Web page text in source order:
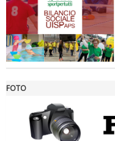
Ddl Lobby, Uisp: “Il
FOTO